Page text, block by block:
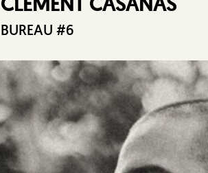
BUREAU #6